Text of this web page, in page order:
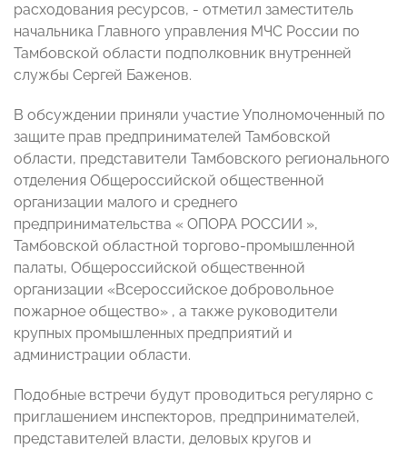
расходования ресурсов, - отметил заместитель
начальника Главного управления МЧС России по
Тамбовской области подполковник внутренней
службы Сергей Баженов.
В обсуждении приняли участие Уполномоченный по
защите прав предпринимателей Тамбовской
области, представители Тамбовского регионального
отделения Общероссийской общественной
организации малого и среднего
предпринимательства « ОПОРА РОССИИ »,
Тамбовской областной торгово-промышленной
палаты, Общероссийской общественной
организации «Всероссийское добровольное
пожарное общество» , а также руководители
крупных промышленных предприятий и
администрации области.
Подобные встречи будут проводиться регулярно с
приглашением инспекторов, предпринимателей,
представителей власти, деловых кругов и